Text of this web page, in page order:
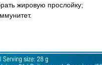
жировую прослойку;